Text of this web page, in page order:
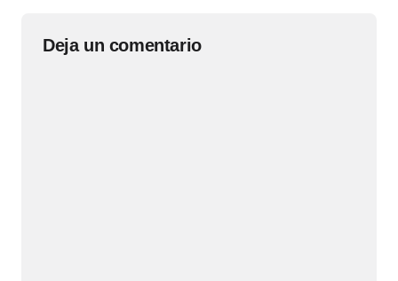
Deja un comentario